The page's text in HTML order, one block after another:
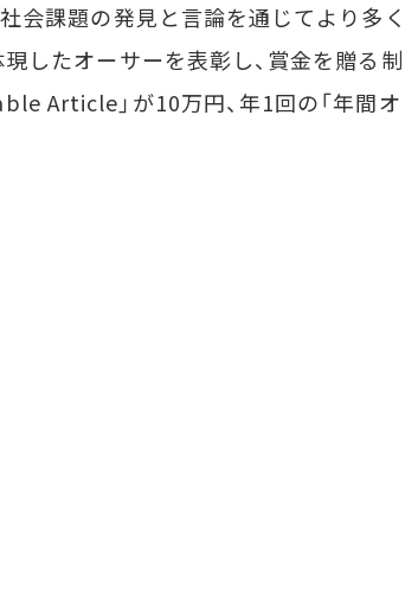
会課題の発見と言論を通じてより多く
したオーサーを表彰し、賞金を贈る制
Article」が10万円、年1回の「年間オ